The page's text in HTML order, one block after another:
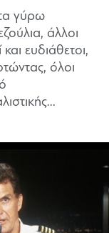
γύρω
άλλοι
ευδιάθετοι,
όλοι